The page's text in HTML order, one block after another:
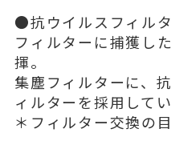
●抗ウイルスフィル
フィルターに捕獲し
揮。
集塵フィルターに、
ィルターを採用してい
＊フィルター交換の